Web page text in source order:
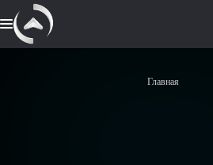
Главная